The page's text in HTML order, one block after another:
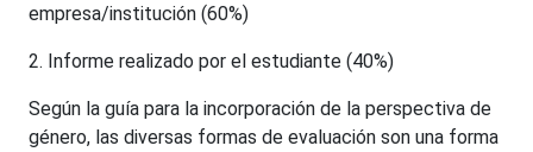
empresa/institución (60%)
2. Informe realizado por el estudiante (40%)
Según la guía para la incorporación de la perspectiva de
género, las diversas formas de evaluación son una forma